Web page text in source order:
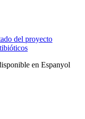
del proyecto
en Espanyol